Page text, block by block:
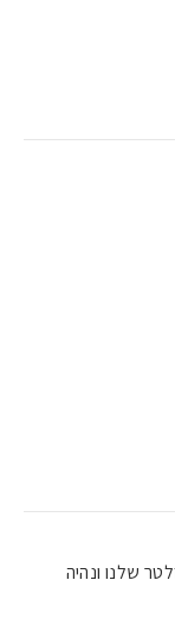
שלנו ונהיה